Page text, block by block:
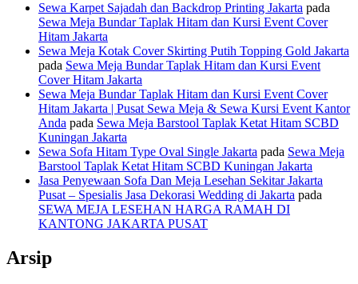
Sewa Karpet Sajadah dan Backdrop Printing Jakarta pada
Sewa Meja Bundar Taplak Hitam dan Kursi Event Cover
Hitam Jakarta
Sewa Meja Kotak Cover Skirting Putih Topping Gold Jakarta
pada Sewa Meja Bundar Taplak Hitam dan Kursi Event
Cover Hitam Jakarta
Sewa Meja Bundar Taplak Hitam dan Kursi Event Cover
Hitam Jakarta | Pusat Sewa Meja & Sewa Kursi Event Kantor
Anda pada Sewa Meja Barstool Taplak Ketat Hitam SCBD
Kuningan Jakarta
Sewa Sofa Hitam Type Oval Single Jakarta pada Sewa Meja
Barstool Taplak Ketat Hitam SCBD Kuningan Jakarta
Jasa Penyewaan Sofa Dan Meja Lesehan Sekitar Jakarta
Pusat – Spesialis Jasa Dekorasi Wedding di Jakarta pada
SEWA MEJA LESEHAN HARGA RAMAH DI
KANTONG JAKARTA PUSAT
Arsip